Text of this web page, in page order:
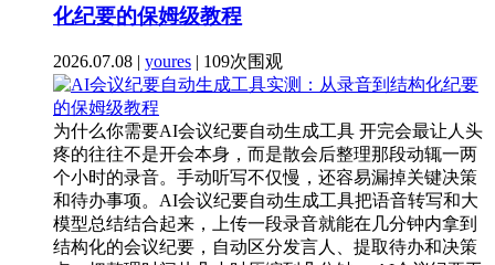
化纪要的保姆级教程
2026.07.08 | youres | 109次围观
为什么你需要AI会议纪要自动生成工具 开完会最让人头
疼的往往不是开会本身，而是散会后整理那段动辄一两
个小时的录音。手动听写不仅慢，还容易漏掉关键决策
和待办事项。AI会议纪要自动生成工具把语音转写和大
模型总结结合起来，上传一段录音就能在几分钟内拿到
结构化的会议纪要，自动区分发言人、提取待办和决策